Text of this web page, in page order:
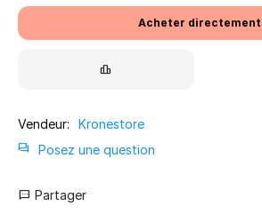
Acheter directement
Vendeur:
Kronestore
Posez une question
Partager